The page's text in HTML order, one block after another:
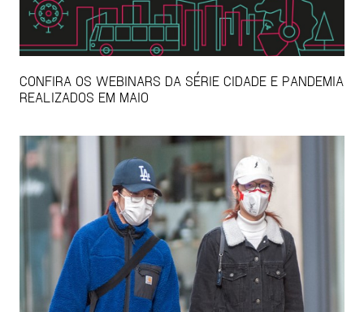
CONFIRA OS WEBINARS DA SÉRIE CIDADE E PANDEMIA
REALIZADOS EM MAIO